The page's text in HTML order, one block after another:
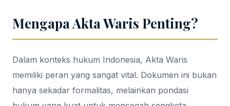
Mengapa Akta Waris Penting?
Dalam konteks hukum Indonesia, Akta Waris
memiliki peran yang sangat vital. Dokumen ini bukan
hanya sekadar formalitas, melainkan pondasi